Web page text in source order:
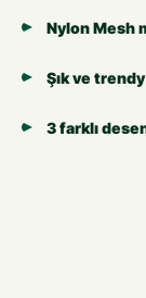
Nylon Mesh
Şık ve
3 farklı